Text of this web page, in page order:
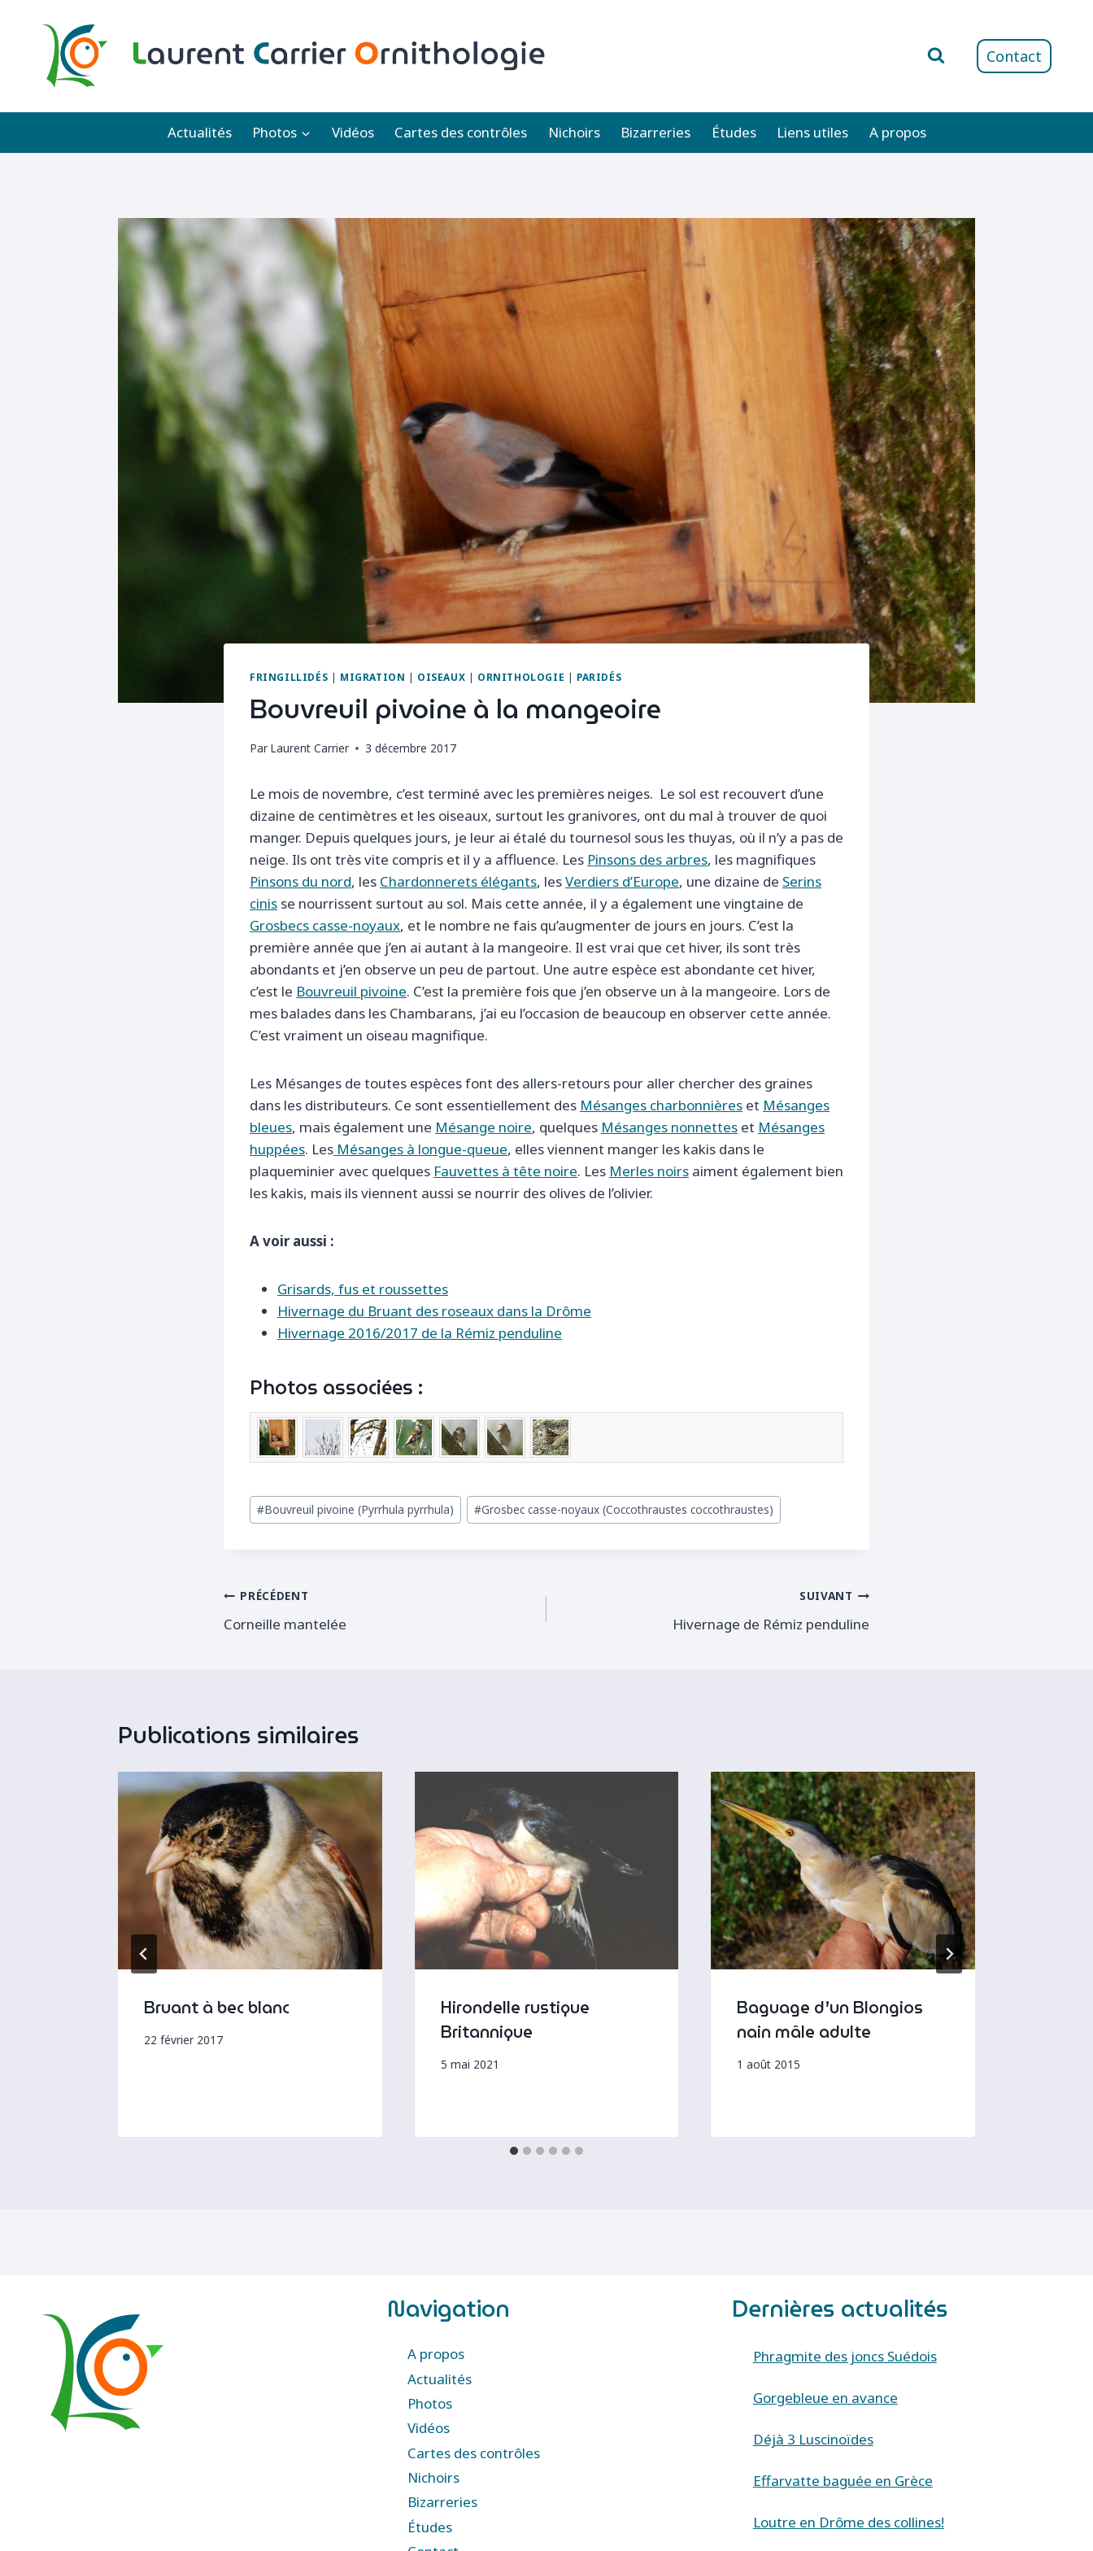
Contact
Actualités Photos Vidéos Cartes des contrôles Nichoirs Bizarreries Études Liens utiles A propos
FRINGILLIDÉS | MIGRATION | OISEAUX | ORNITHOLOGIE | PARIDÉS
Bouvreuil pivoine à la mangeoire
Par Laurent Carrier 3 décembre 2017
Le mois de novembre, c’est terminé avec les premières neiges. Le sol est recouvert d’une
dizaine de centimètres et les oiseaux, surtout les granivores, ont du mal à trouver de quoi
manger. Depuis quelques jours, je leur ai étalé du tournesol sous les thuyas, où il n’y a pas de
neige. Ils ont très vite compris et il y a affluence. Les Pinsons des arbres, les magnifiques
Pinsons du nord, les Chardonnerets élégants, lesVerdiers d’Europe, une dizaine de Serins
cinis se nourrissent surtout au sol. Mais cette année, il y a également une vingtaine de
Grosbecs casse-noyaux, et le nombre ne fais qu’augmenter de jours en jours. C’est la
première année que j’en ai autant à la mangeoire. Il est vrai que cet hiver, ils sont très
abondants et j’en observe un peu de partout. Une autre espèce est abondante cet hiver,
c’est le Bouvreuil pivoine. C’est la première fois que j’en observe un à la mangeoire. Lors de
mes balades dans les Chambarans, j’ai eu l’occasion de beaucoup en observer cette année.
C’est vraiment un oiseau magnifique.
Les Mésanges de toutes espèces font des allers-retours pour aller chercher des graines
dans les distributeurs. Ce sont essentiellement des Mésanges charbonnières et Mésanges
bleues, mais également une Mésange noire, quelques Mésanges nonnettes et Mésanges
huppées. Les Mésanges à longue-queue, elles viennent manger les kakis dans le
plaqueminier avec quelques Fauvettes à tête noire. Les Merles noirs aiment également bien
les kakis, mais ils viennent aussi se nourrir des olives de l’olivier.
A voir aussi :
Grisards, fus et roussettes
Hivernage du Bruant des roseaux dans la Drôme
Hivernage 2016/2017 de la Rémiz penduline
Photos associées :
Étiquettes
de
#Bouvreuil pivoine (Pyrrhula pyrrhula) #Grosbec casse-noyaux (Coccothraustes coccothraustes)
Navigation
de
PRÉCÉDENT
Corneille mantelée
SUIVANT
Hivernage de Rémiz penduline
Publications similaires
Bruant à bec blanc
22 février 2017
Hirondelle rustique
Britannique
5 mai 2021
Baguage d’un Blongios
nain mâle adulte
1 août 2015
Navigation
A propos
Actualités
Photos
Vidéos
Cartes des contrôles
Nichoirs
Bizarreries
Études
Dernières actualités
Phragmite des joncs Suédois
Gorgebleue en avance
Déjà 3 Luscinoïdes
Effarvatte baguée en Grèce
Loutre en Drôme des collines!